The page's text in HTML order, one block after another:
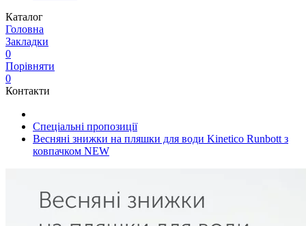
Каталог
Головна
Закладки
0
Порівняти
0
Контакти
Спеціальні пропозиції
Весняні знижки на пляшки для води Kinetico Runbott з
ковпачком NEW